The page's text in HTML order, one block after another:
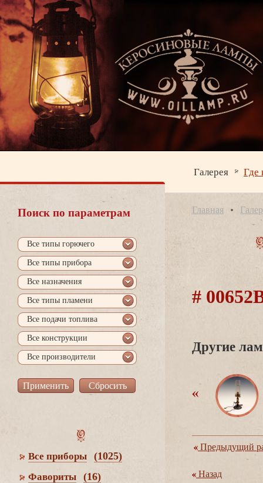
Галерея Где
Поиск по параметрам
се типы горючего
се типы прибора
се назначения
се типы пламени
се подачи топлива
се конструкции
се производители
се приборы (1025)
Фавориты (16)
Главная
#
Другие
Предыдущий
Назад